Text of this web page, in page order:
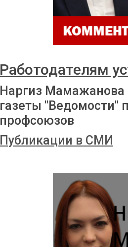
Работодателям
Наргиз Мамажанова
газеты "Ведомости"
профсоюзов
Публикации в СМИ